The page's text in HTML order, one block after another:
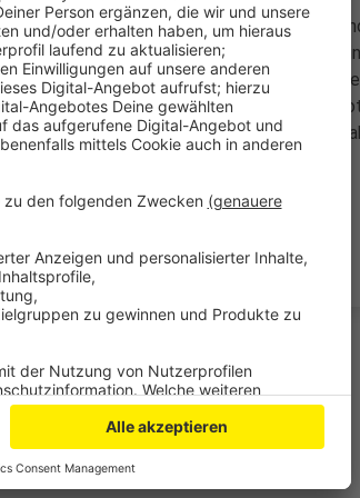
an den Schulen wegen der Corona-
man aber dafür sorgen, dass der Abstand
Viele Menschen in Bonn sind auf die
und Bahnen fahren muss, soll sich
Ab Februar werden also alle verfügbaren
Bonn sollen erhalten bleiben.